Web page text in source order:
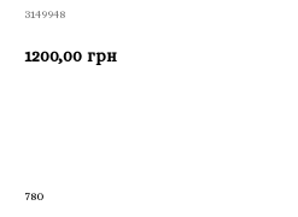
3149948
1200,00 грн
780